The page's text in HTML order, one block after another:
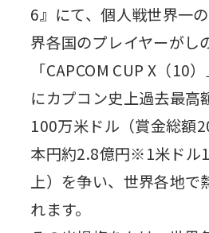
6』にて、個人戦世界一
界各国のプレイヤーがし
「CAPCOM CUP X（10
にカプコン史上過去最高
100万米ドル（賞金総額
本円約2.8億円※1米ドル
上）を争い、世界各地で
れます。